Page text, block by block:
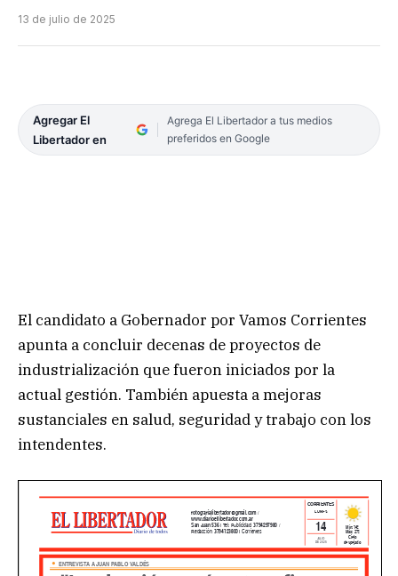
13 de julio de 2025
Agregar El
Libertador en
Agrega El Libertador a tus medios
preferidos en Google
El candidato a Gobernador por Vamos Corrientes
apunta a concluir decenas de proyectos de
industrialización que fueron iniciados por la
actual gestión. También apuesta a mejoras
sustanciales en salud, seguridad y trabajo con los
intendentes.